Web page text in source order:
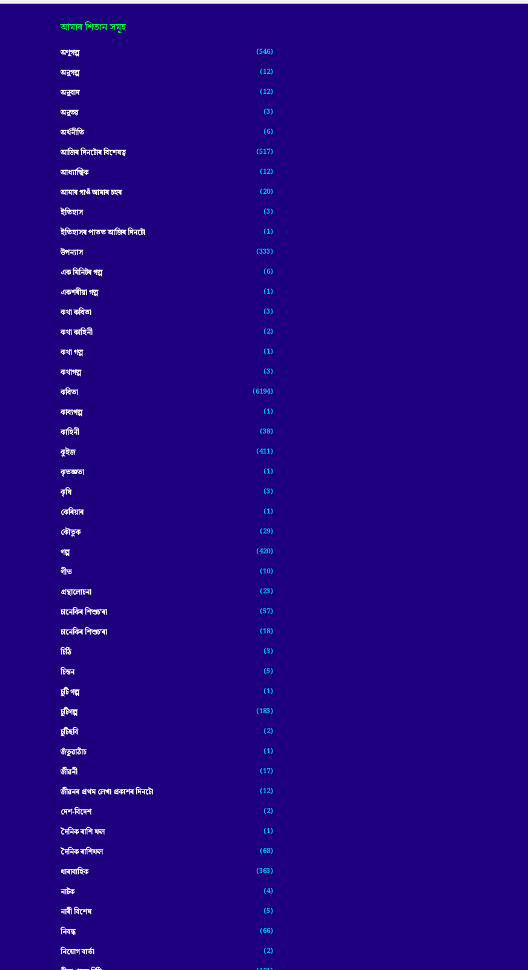
আমাৰ শিতান সমূহ
অণুগল্প (546)
অনুগল্প (12)
অনুবাদ (12)
অনুভৱ (3)
অৰ্থনীতি (6)
আজিৰ দিনটোৰ বিশেষত্ব (517)
আধ্যাত্মিক (12)
আমাৰ গাওঁ আমাৰ চহৰ (20)
ইতিহাস (3)
ইতিহাসৰ পাতত আজিৰ দিনটো (1)
উপন্যাস (333)
এক মিনিটৰ গল্প (6)
একশৰীয়া গল্প (1)
কথা কবিতা (3)
কথা কাহিনী (2)
কথা গল্প (1)
কথাগল্প (3)
কবিতা (6194)
কাব্যগল্প (1)
কাহিনী (38)
কুইজ (411)
কৃতজ্ঞতা (1)
কৃষি (3)
কেৰিয়াৰ (1)
কৌতুক (29)
গল্প (420)
গীত (10)
গ্ৰন্থালোচনা (23)
চানেকিৰ শিশুচ'ৰা (57)
চানেকিৰ শিশুচ’ৰা (18)
চিঠি (3)
চিন্তন (5)
চুটি গল্প (1)
চুটিগল্প (183)
চুটিছবি (2)
জঁতুৱাঠাঁচ (1)
জীৱনী (17)
জীৱনৰ প্ৰথম লেখা প্ৰকাশৰ দিনটো (12)
দেশ-বিদেশ (2)
দৈনিক ৰাশি ফল (1)
দৈনিক ৰাশিফল (68)
ধাৰাবাহিক (363)
নাটক (4)
নাৰী বিশেষ (5)
নিবন্ধ (66)
নিয়োগ বাৰ্তা (2)